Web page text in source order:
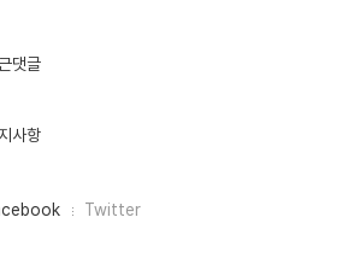
댓글
사항
Twitter